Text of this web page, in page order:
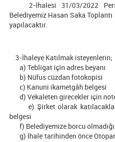
2-İhalesi 31/03/2022
Belediyemiz Hasan Saka
yapılacaktır.
3-İhaleye Katılmak isteyenlerin;
a) Tebligat için adres beyanı
b) Nüfus cüzdan fotokopisi
c) Kanuni ikametgâh belgesi
d) Vekaleten girecekler için
e) Şirket olarak katılacaklar
belgesi
f) Belediyemize borcu
g) İhale tarihinden önce